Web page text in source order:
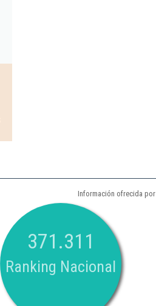
Información ofrecida por
371.311
Ranking Nacional